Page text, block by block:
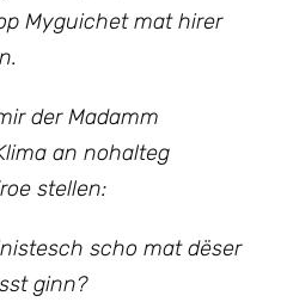
Myguichet mat hirer
der Madamm
an nohalteg
stellen:
scho mat dëser
ginn?